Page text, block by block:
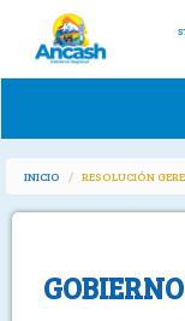
INICIO RESOLUCIÓN